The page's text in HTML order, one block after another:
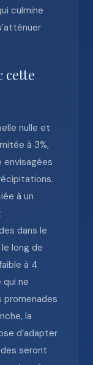
culmine
cette
nulle et
à 3%,
envisagées
à un
dans le
long de
à 4
qui ne
promenades
la
d’adapter
seront